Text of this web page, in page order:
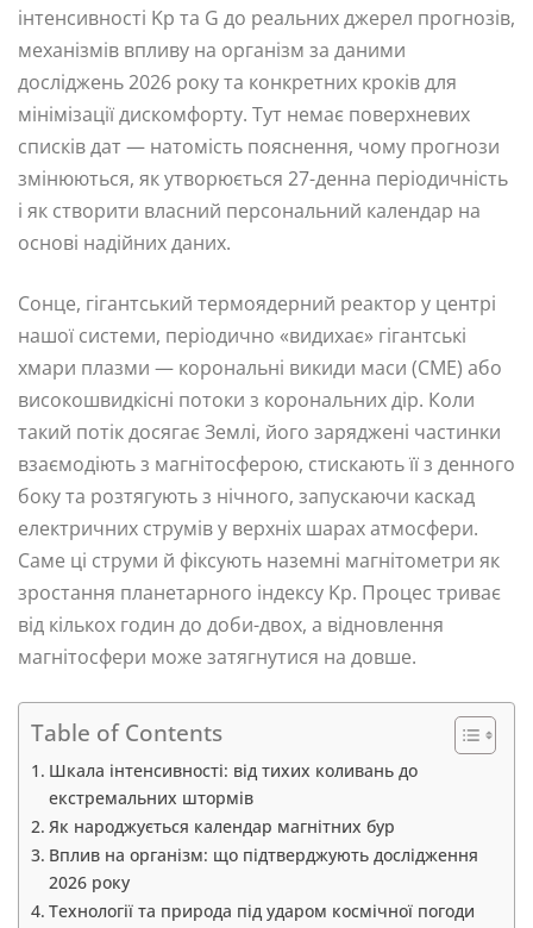
інтенсивності Kp та G до реальних джерел прогнозів,
механізмів впливу на організм за даними
досліджень 2026 року та конкретних кроків для
мінімізації дискомфорту. Тут немає поверхневих
списків дат — натомість пояснення, чому прогнози
змінюються, як утворюється 27-денна періодичність
і як створити власний персональний календар на
основі надійних даних.
Сонце, гігантський термоядерний реактор у центрі
нашої системи, періодично «видихає» гігантські
хмари плазми — корональні викиди маси (CME) або
високошвидкісні потоки з корональних дір. Коли
такий потік досягає Землі, його заряджені частинки
взаємодіють з магнітосферою, стискають її з денного
боку та розтягують з нічного, запускаючи каскад
електричних струмів у верхніх шарах атмосфери.
Саме ці струми й фіксують наземні магнітометри як
зростання планетарного індексу Kp. Процес триває
від кількох годин до доби-двох, а відновлення
магнітосфери може затягнутися на довше.
Table of Contents
Шкала інтенсивності: від тихих коливань до
екстремальних штормів
Як народжується календар магнітних бур
Вплив на організм: що підтверджують дослідження
2026 року
Технології та природа під ударом космічної погоди